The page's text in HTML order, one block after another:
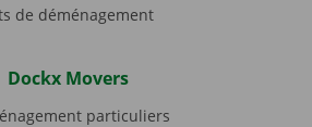
de déménagement
Dockx Movers
particuliers